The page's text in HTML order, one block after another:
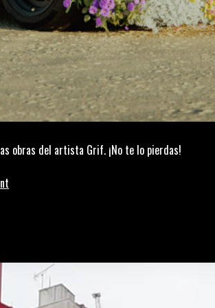
obras del artista Grif. ¡No te lo pierdas!
de
primavera